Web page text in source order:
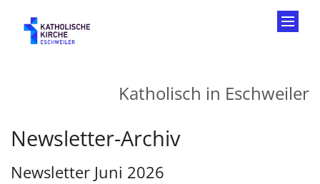
Katholisch in Eschweiler
Newsletter-Archiv
Newsletter Juni 2026